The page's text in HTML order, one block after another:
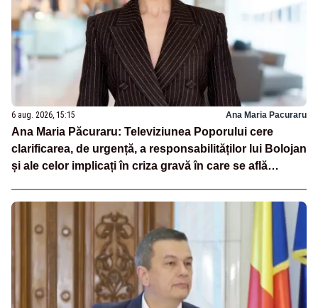
6 aug. 2026, 15:15 Ana Maria Pacuraru
Ana Maria Păcuraru: Televiziunea Poporului cere
clarificarea, de urgență, a responsabilităților lui Bolojan
și ale celor implicați în criza gravă în care se află